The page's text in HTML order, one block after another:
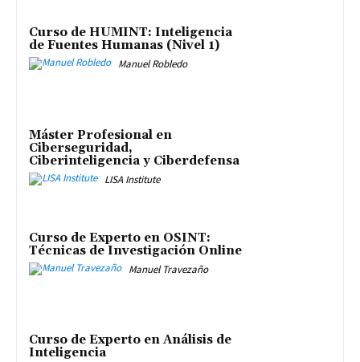
Curso de HUMINT: Inteligencia
de Fuentes Humanas (Nivel 1)
Manuel Robledo
Máster Profesional en
Ciberseguridad,
Ciberinteligencia y Ciberdefensa
LISA Institute
Curso de Experto en OSINT:
Técnicas de Investigación Online
Manuel Travezaño
Curso de Experto en Análisis de
Inteligencia